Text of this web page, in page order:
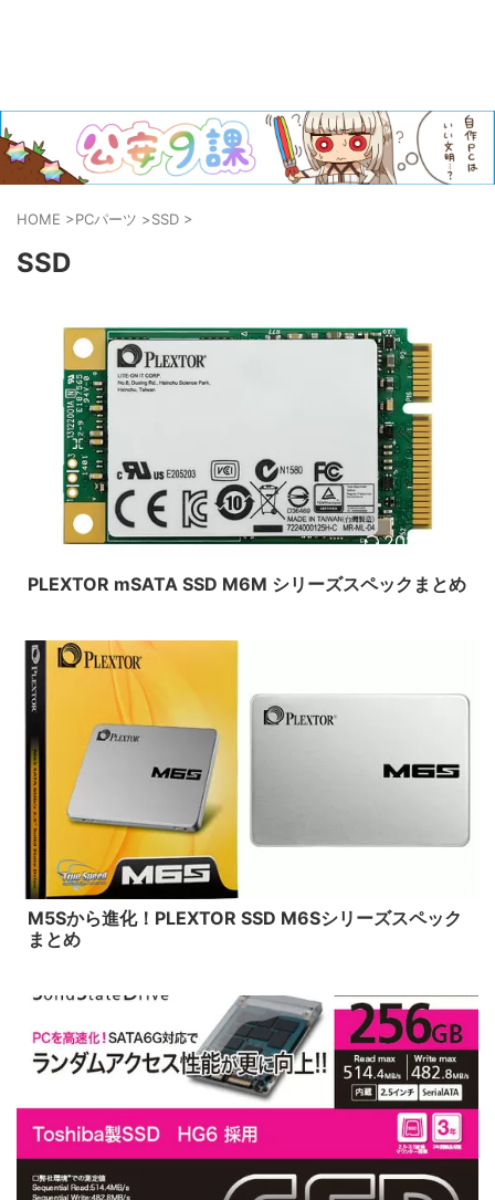
HOME >PCパーツ >SSD >
SSD
2015/1/26
PLEXTOR mSATA SSD M6M シリーズスペックまとめ
M5Sから進化！PLEXTOR SSD M6Sシリーズスペック
まとめ